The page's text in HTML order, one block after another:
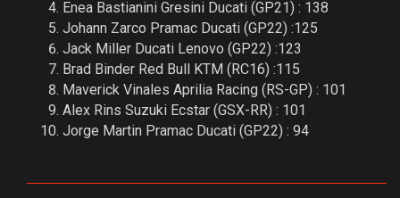
Enea Bastianini Gresini Ducati (GP21) : 138
Johann Zarco Pramac Ducati (GP22) :125
Jack Miller Ducati Lenovo (GP22) :123
Brad Binder Red Bull KTM (RC16) :115
Maverick Vinales Aprilia Racing (RS-GP) : 101
Alex Rins Suzuki Ecstar (GSX-RR) : 101
Jorge Martin Pramac Ducati (GP22) : 94